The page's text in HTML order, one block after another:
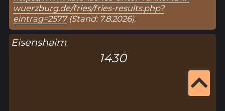
wuerzburg.de/fries/fries-results.php?
eintrag=2577(Stand: 7.8.2026).
Eisenshaim
1430